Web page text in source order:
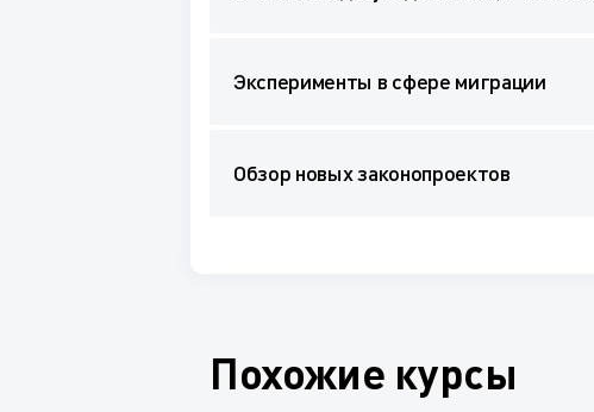
Эксперименты в сфере миграции
Обзор новых законопроектов
Похожие курсы